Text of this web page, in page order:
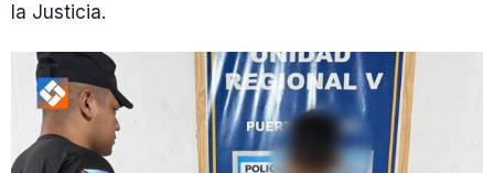
la Justicia.